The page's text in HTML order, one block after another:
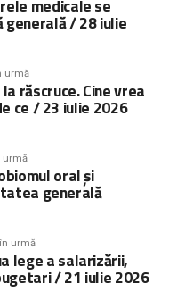
medicale se
/ 28 iulie
urmă
răscruce. Cine vrea
ce / 23 iulie 2026
urmă
oral și
generală
urmă
lege a salarizării,
/ 21 iulie 2026